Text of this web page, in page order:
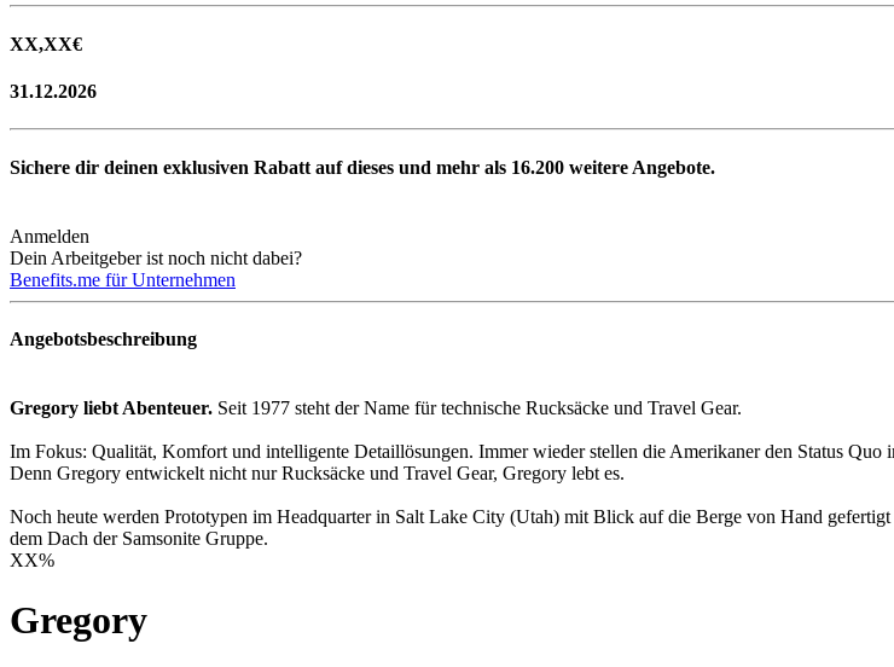
XX,XX€
31.12.2026
Sichere dir deinen exklusiven Rabatt auf dieses und mehr als 16.200 weitere Angebote.
Anmelden
Dein Arbeitgeber ist noch nicht dabei?
Benefits.me für Unternehmen
Angebotsbeschreibung
Gregory liebt Abenteuer. Seit 1977 steht der Name für technische Rucksäcke und Travel Gear.
Im Fokus: Qualität, Komfort und intelligente Detaillösungen. Immer wieder stellen die Amerikaner den Status
Denn Gregory entwickelt nicht nur Rucksäcke und Travel Gear, Gregory lebt es.
Noch heute werden Prototypen im Headquarter in Salt Lake City (Utah) mit Blick auf die Berge von Hand
dem Dach der Samsonite Gruppe.
XX%
Gregory